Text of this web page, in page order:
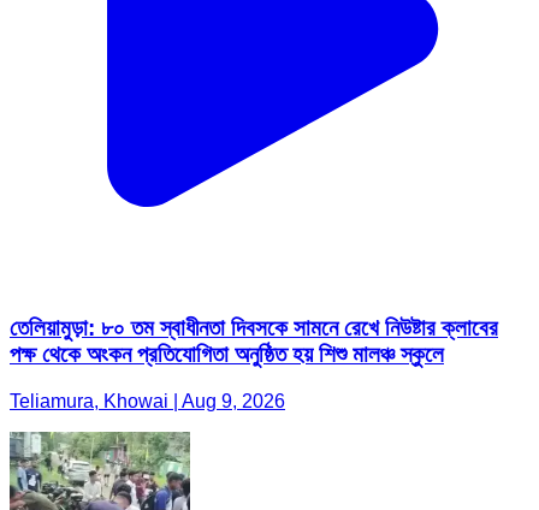
তেলিয়ামুড়া: ৮০ তম স্বাধীনতা দিবসকে সামনে রেখে নিউষ্টার ক্লাবের
পক্ষ থেকে অংকন প্রতিযোগিতা অনুষ্ঠিত হয় শিশু মালঞ্চ স্কুলে
Teliamura, Khowai | Aug 9, 2026